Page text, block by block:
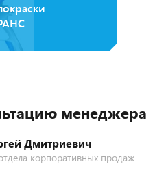
менеджера
Дмитриевич
корпоративных продаж